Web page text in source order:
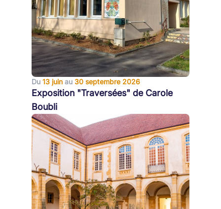
Du 13 juin au 30 septembre 2026
Exposition "Traversées" de Carole
Boubli